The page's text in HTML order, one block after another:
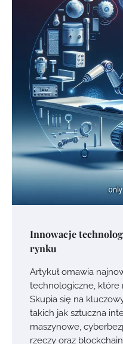
Innowacje
rynku
Artykuł omawia
technologiczne, które
Skupia się na
takich jak sztuczna
maszynowe,
rzeczy oraz